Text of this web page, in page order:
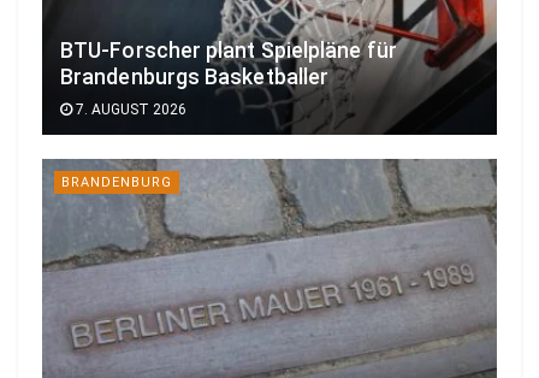
BTU-Forscher plant Spielpläne für
Brandenburgs Basketballer
7. AUGUST 2026
BRANDENBURG